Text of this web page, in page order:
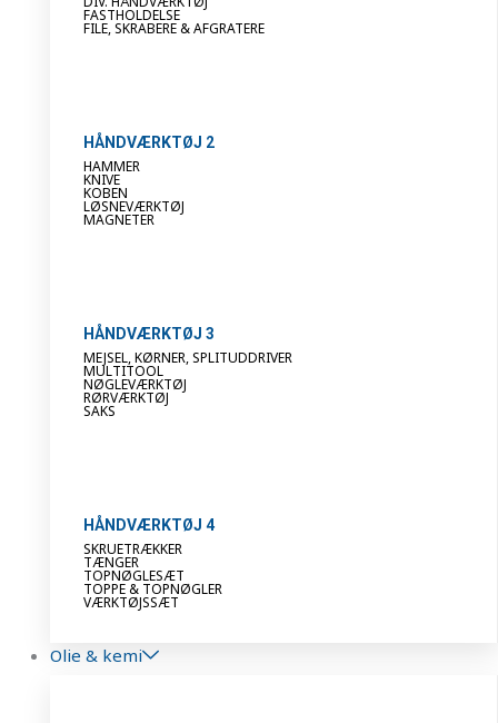
FASTHOLDELSE
FILE, SKRABERE & AFGRATERE
HÅNDVÆRKTØJ 2
HAMMER
KNIVE
KOBEN
LØSNEVÆRKTØJ
MAGNETER
HÅNDVÆRKTØJ 3
MEJSEL, KØRNER, SPLITUDDRIVER
MULTITOOL
NØGLEVÆRKTØJ
RØRVÆRKTØJ
SAKS
HÅNDVÆRKTØJ 4
SKRUETRÆKKER
TÆNGER
TOPNØGLESÆT
TOPPE & TOPNØGLER
VÆRKTØJSSÆT
Olie & kemi